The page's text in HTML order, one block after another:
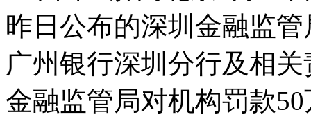
昨日公布的深圳金融监
广州银行深圳分行及相
金融监管局对机构罚款